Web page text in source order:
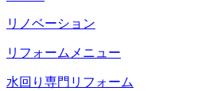
リノベーション
リフォームメニュー
水回り専門リフォーム